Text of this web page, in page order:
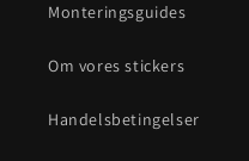
Monteringsguides
Om vores stickers
Handelsbetingelser